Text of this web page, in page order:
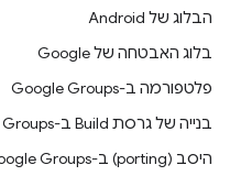
הבלוג של Android
בלוג האבטחה של Google
פלטפורמה ב-Google Groups
בנייה של גרסת Build ב-Google Groups
היסב (porting) ב-Google Groups